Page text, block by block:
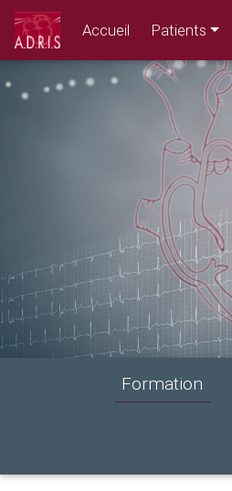
Accueil Patients
Formation